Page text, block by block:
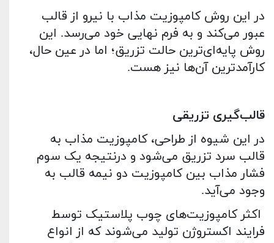
در این روش کامپوزیت مذاب با نیرو از قالب
عبور می‌کند و به فرم نهایی خود می‌رسد. این
روش پایه‌ای‌ترین حالت تزریق؛ اما در عین‌ حال،
کارآمدترین آن‌ها نیز هست.
قالبگیری تزریقی
در این شیوه از طراحی، کامپوزیت مذاب به
قالب سرد تزریق می‌شود و درنتیجه یک سوم
فشار مذاب بین کامپوزیت دو نیمه قالب به
وجود می‌آید.
اکثر کامپوزیت‌های چوب پلاستیک توسط
فرایند اکستروژن تولید می‌شوند که از انواع